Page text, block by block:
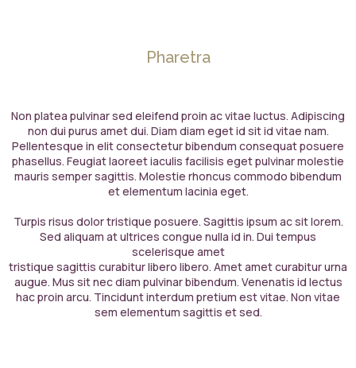
Pharetra
Non platea pulvinar sed eleifend proin ac vitae luctus. Adipiscing
non dui purus amet dui. Diam diam eget id sit id vitae nam.
Pellentesque in elit consectetur bibendum consequat posuere
phasellus. Feugiat laoreet iaculis facilisis eget pulvinar molestie
mauris semper sagittis. Molestie rhoncus commodo bibendum
et elementum lacinia eget.
Turpis risus dolor tristique posuere. Sagittis ipsum ac sit lorem.
Sed aliquam at ultrices congue nulla id in. Dui tempus
scelerisque amet
tristique sagittis curabitur libero libero. Amet amet curabitur urna
augue. Mus sit nec diam pulvinar bibendum. Venenatis id lectus
hac proin arcu. Tincidunt interdum pretium est vitae. Non vitae
sem elementum sagittis et sed.